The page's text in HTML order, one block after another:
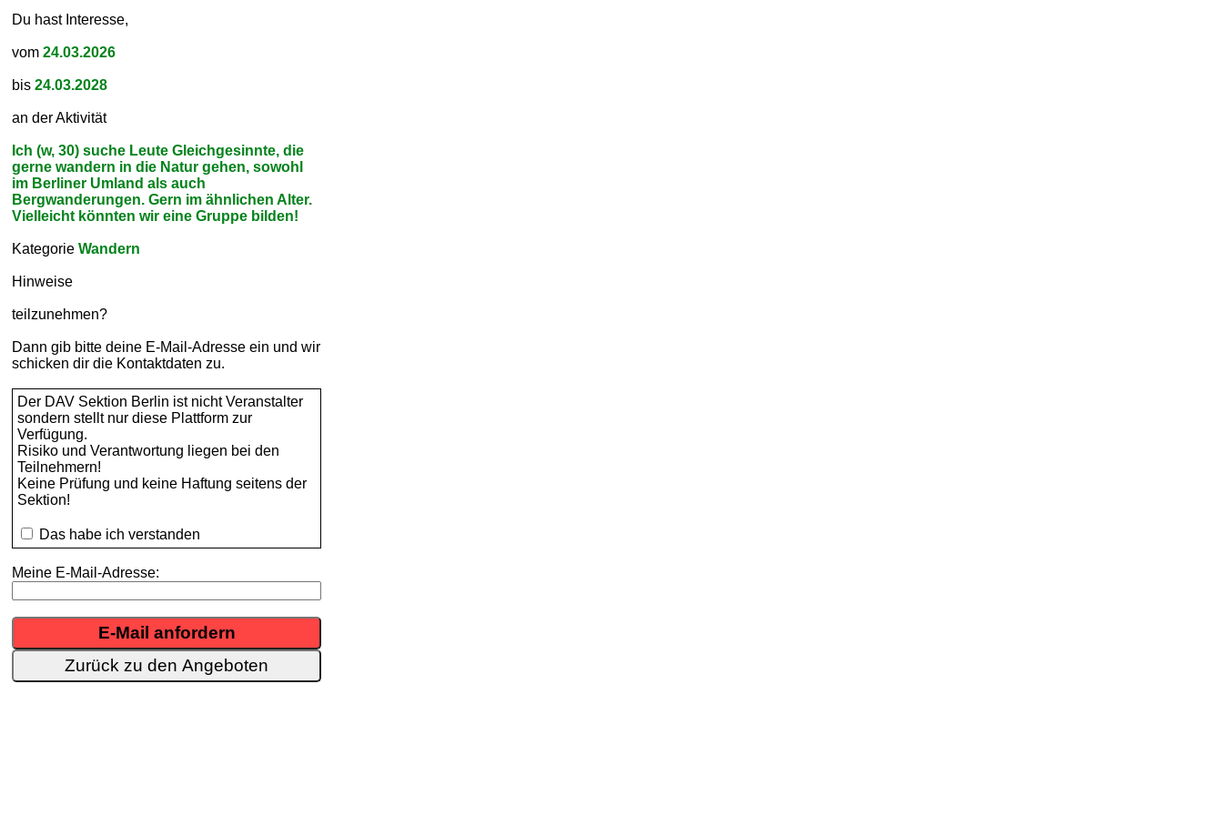
Du hast Interesse,
vom 24.03.2026
bis 24.03.2028
an der Aktivität
Ich (w, 30) suche Leute Gleichgesinnte, die
gerne wandern in die Natur gehen, sowohl
im Berliner Umland als auch
Bergwanderungen. Gern im ähnlichen Alter.
Vielleicht könnten wir eine Gruppe bilden!
Kategorie Wandern
Hinweise
teilzunehmen?
Dann gib bitte deine E-Mail-Adresse ein und wir
schicken dir die Kontaktdaten zu.
Der DAV Sektion Berlin ist nicht Veranstalter
sondern stellt nur diese Plattform zur
Verfügung.
Risiko und Verantwortung liegen bei den
Teilnehmern!
Keine Prüfung und keine Haftung seitens der
Sektion!
Das habe ich verstanden
Meine E-Mail-Adresse:
Zurück zu den Angeboten